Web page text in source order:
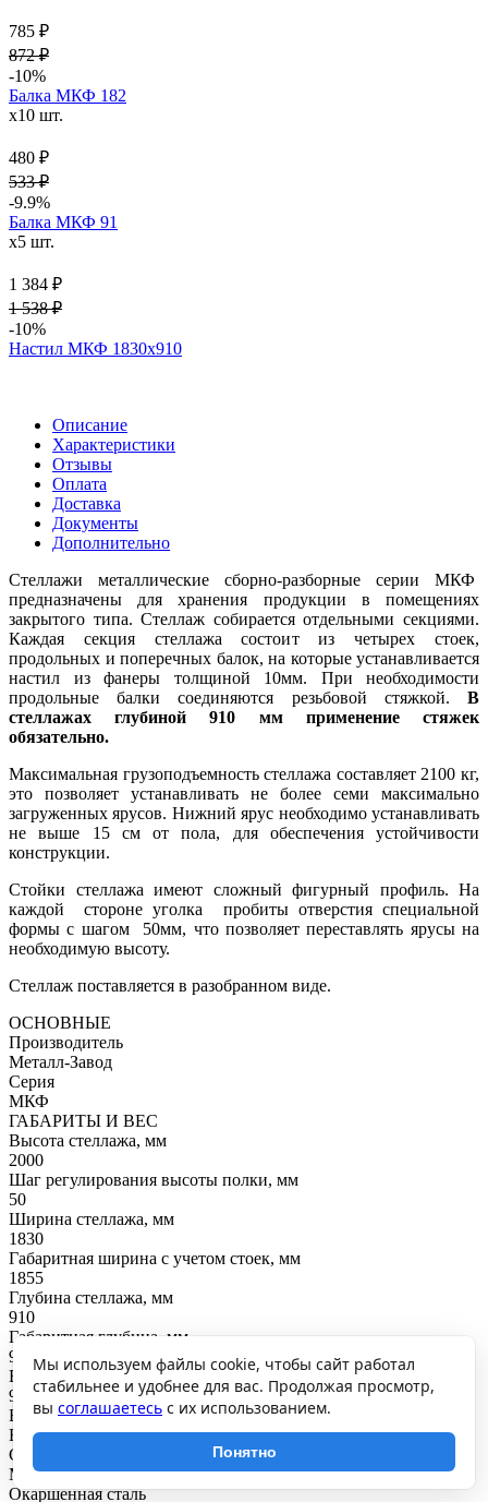
785 ₽
872 ₽
-10%
Балка МКФ 182
x10 шт.
480 ₽
533 ₽
-9.9%
Балка МКФ 91
x5 шт.
1 384 ₽
1 538 ₽
-10%
Настил МКФ 1830х910
Описание
Характеристики
Отзывы
Оплата
Доставка
Документы
Дополнительно
Стеллажи металлические сборно-разборные серии МКФ
предназначены для хранения продукции в помещениях
закрытого типа. Стеллаж собирается отдельными секциями.
Каждая секция стеллажа состоит из четырех стоек,
продольных и поперечных балок, на которые устанавливается
настил из фанеры толщиной 10мм. При необходимости
продольные балки соединяются резьбовой стяжкой. В
стеллажах глубиной 910 мм применение стяжек
обязательно.
Максимальная грузоподъемность стеллажа составляет 2100 кг,
это позволяет устанавливать не более семи максимально
загруженных ярусов. Нижний ярус необходимо устанавливать
не выше 15 см от пола, для обеспечения устойчивости
конструкции.
Стойки стеллажа имеют сложный фигурный профиль. На
каждой стороне уголка пробиты отверстия специальной
формы с шагом 50мм, что позволяет переставлять ярусы на
необходимую высоту.
Стеллаж поставляется в разобранном виде.
ОСНОВНЫЕ
Производитель
Металл-Завод
Серия
МКФ
ГАБАРИТЫ И ВЕС
Высота стеллажа, мм
2000
Шаг регулирования высоты полки, мм
50
Ширина стеллажа, мм
1830
Габаритная ширина с учетом стоек, мм
1855
Глубина стеллажа, мм
910
Габаритная глубина, мм
935
Вес, кг
97.58
ВНУТРЕННЕЕ НАПОЛНЕНИЕ
Вид полки
Сплошная
Материал балок
Окаршенная сталь
Мы используем файлы cookie, чтобы сайт работал
стабильнее и удобнее для вас. Продолжая просмотр,
вы соглашаетесь с их использованием.
Понятно